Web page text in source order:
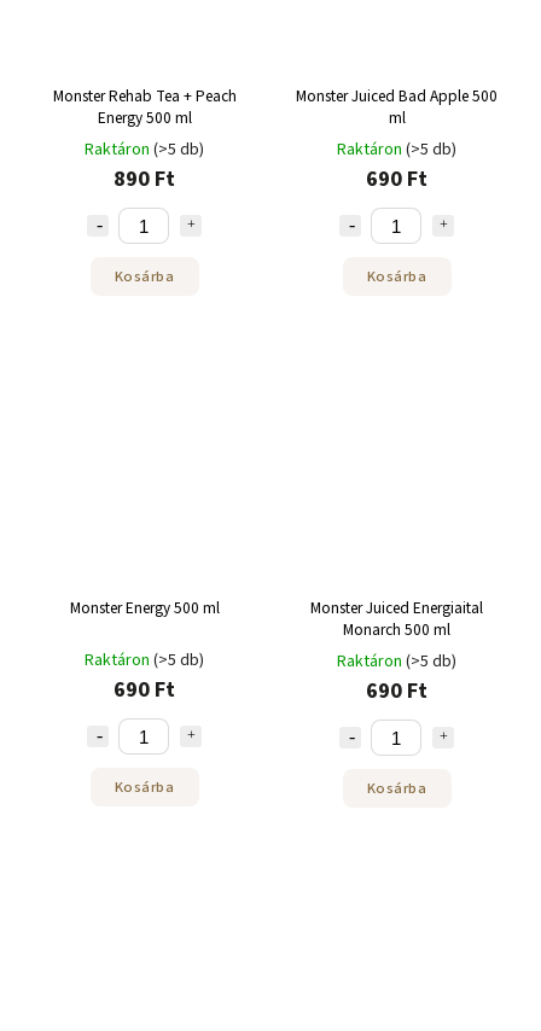
Monster Rehab Tea + Peach
Energy 500 ml
Raktáron (>5 db)
890 Ft
Kosárba
Monster Juiced Bad Apple 500
ml
Raktáron (>5 db)
690 Ft
Kosárba
Monster Energy 500 ml
Raktáron (>5 db)
690 Ft
Kosárba
Monster Juiced Energiaital
Monarch 500 ml
Raktáron (>5 db)
690 Ft
Kosárba